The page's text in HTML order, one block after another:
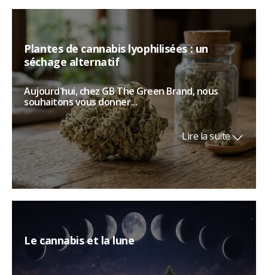
Plantes de cannabis lyophilisées : un
séchage alternatif
Aujourd'hui, chez GB The Green Brand, nous
souhaitons vous donner...
Lire la suite
Le cannabis et la lune